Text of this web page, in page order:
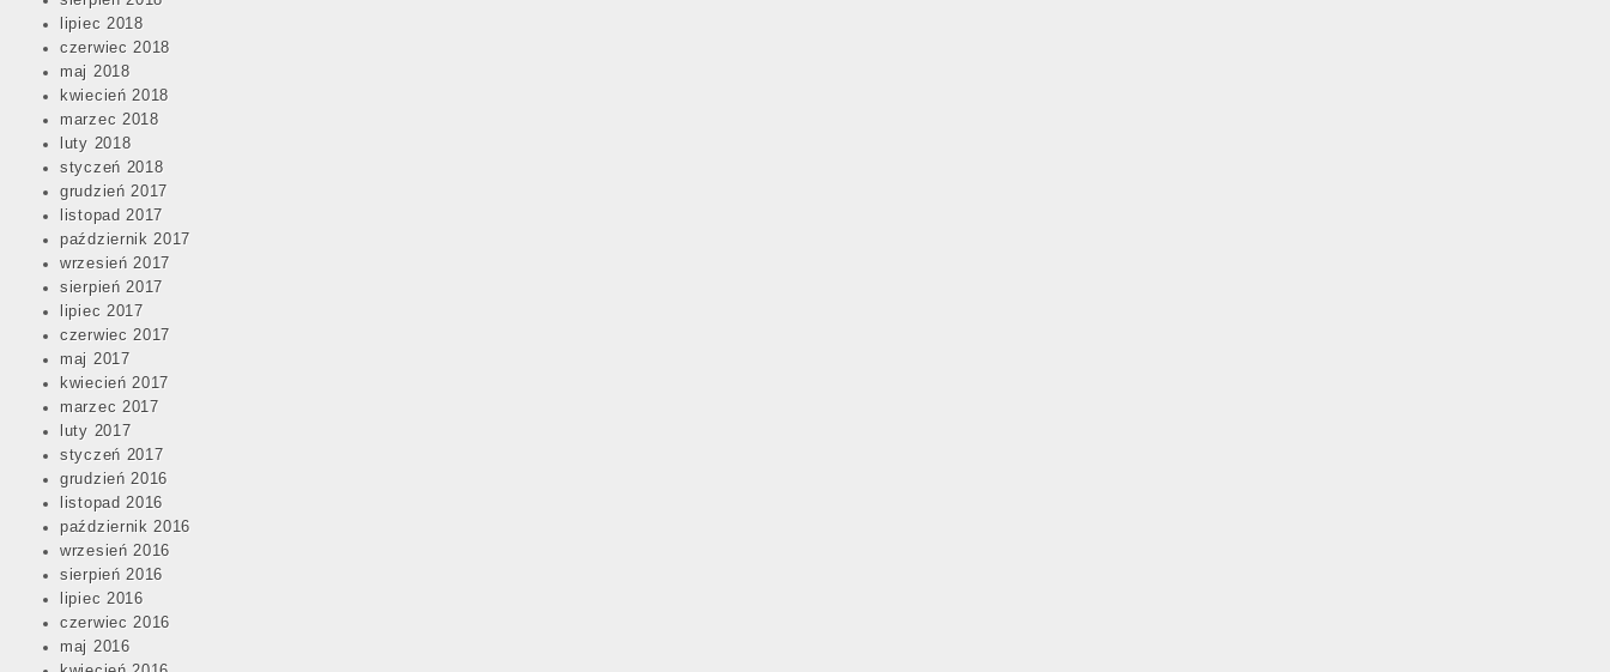
lipiec 2018
czerwiec 2018
maj 2018
kwiecień 2018
marzec 2018
luty 2018
styczeń 2018
grudzień 2017
listopad 2017
październik 2017
wrzesień 2017
sierpień 2017
lipiec 2017
czerwiec 2017
maj 2017
kwiecień 2017
marzec 2017
luty 2017
styczeń 2017
grudzień 2016
listopad 2016
październik 2016
wrzesień 2016
sierpień 2016
lipiec 2016
czerwiec 2016
maj 2016